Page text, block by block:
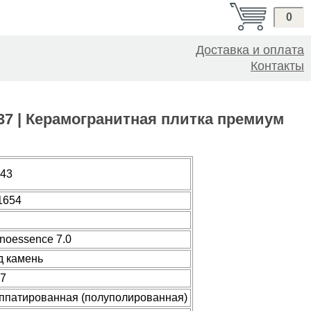
0
Доставка и оплата
Контакты
| Керамогранитная плитка премиум
7.0
камень
(полуполированная)